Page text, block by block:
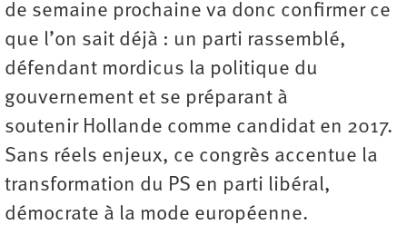
de semaine prochaine va donc confirmer ce
que l’on sait déjà : un parti rassemblé,
défendant mordicus la politique du
gouvernement et se préparant à
soutenir Hollande comme candidat en 2017.
Sans réels enjeux, ce congrès accentue la
transformation du PS en parti libéral,
démocrate à la mode européenne.